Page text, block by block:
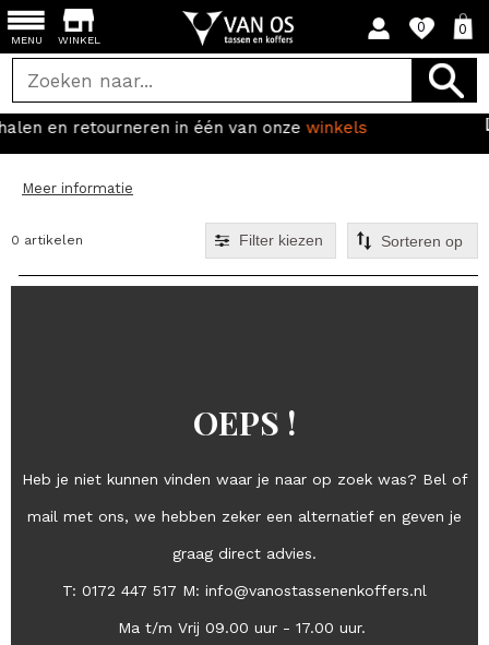
WINKEL
0 0
in één van onzewinkels Gratis
MENU
Meer informatie
0 artikelen Filter kiezen
OEPS !
Heb je niet kunnen vinden waar je naar op zoek was? Bel of
mail met ons, we hebben zeker een alternatief en geven je
graag direct advies.
T: 0172 447 517 M: info@vanostassenenkoffers.nl
Ma t/m Vrij 09.00 uur - 17.00 uur.